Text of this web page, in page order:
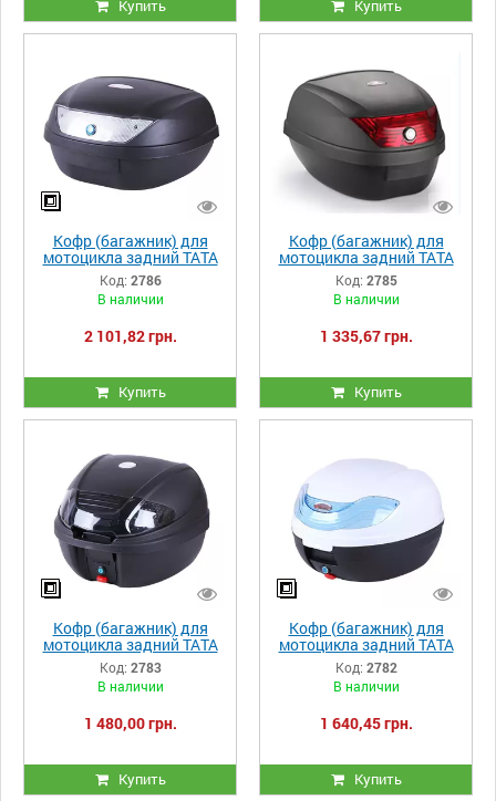
Купить Купить
Кофр (багажник) для
мотоцикла задний ТАТА
YM-0888 (V-51L)
59.5×44×31.5 черный
Код: 2786
В наличии
2 101,82 грн.
Купить
Кофр (багажник) для
мотоцикла задний TATA
YM-0807 (V-28L)
39.5×39.5×30 черный с
красным
Код: 2785
В наличии
1 335,67 грн.
Купить
Кофр (багажник) для
мотоцикла задний ТАТА
YM-0830 (V-30L)
41×40×32 черный
Код: 2783
В наличии
1 480,00 грн.
Купить
Кофр (багажник) для
мотоцикла задний ТАТА
YM-0815P (V-32L)
43×41×32 белый с
черным
Код: 2782
В наличии
1 640,45 грн.
Купить